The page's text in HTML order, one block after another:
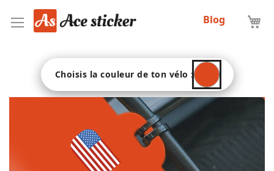
Blog
Choisis la couleur de ton vélo :